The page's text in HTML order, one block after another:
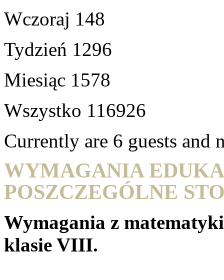
Wczoraj 148
Tydzień 1296
Miesiąc 1578
Wszystko 116926
Currently are 6 guests and
WYMAGANIA
POSZCZEGÓLNE
Wymagania z
klasie VIII.